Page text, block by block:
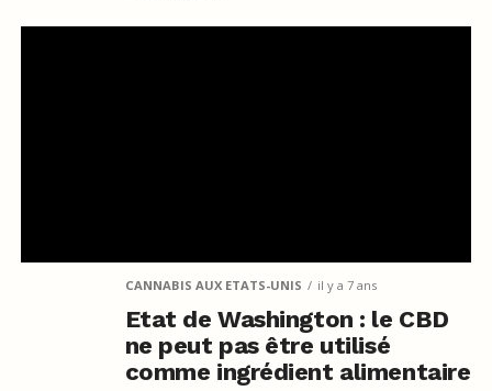
CANNABIS AUX ETATS-UNIS il y a 7 ans
Etat de Washington : le CBD
ne peut pas être utilisé
comme ingrédient alimentaire